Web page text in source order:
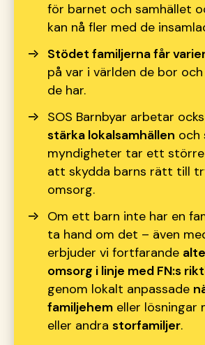
för barnet och samhället
kan nå fler med de
Stödet familjerna får
på var i världen de bor
de har.
SOS Barnbyar arbetar ocks
stärka lokalsamhällen och
myndigheter tar ett
att skydda barns rätt till
omsorg.
Om ett barn inte har en
ta hand om det – även
erbjuder vi fortfarande
omsorg i linje med FN:s
genom lokalt anpassade
familjehemeller lösningar
eller andra storfamiljer.